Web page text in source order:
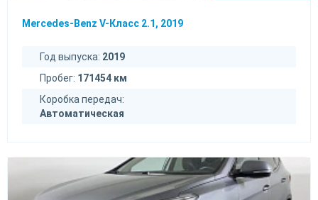
Mercedes-Benz V-Класс 2.1, 2019
Год выпуска: 2019
Пробег: 171454 км
Коробка передач:
Автоматическая